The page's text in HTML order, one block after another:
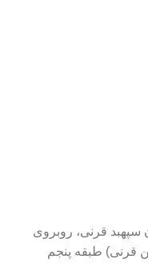
سپهبد قرنی، روبروی